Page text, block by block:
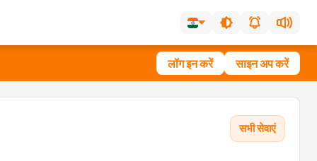
लॉग इन करें साइन अप करें
सभी सेवाएं